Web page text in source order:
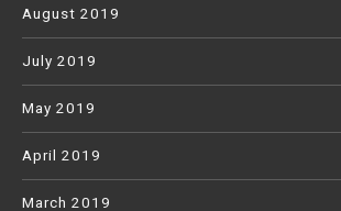
August 2019
July 2019
May 2019
April 2019
March 2019